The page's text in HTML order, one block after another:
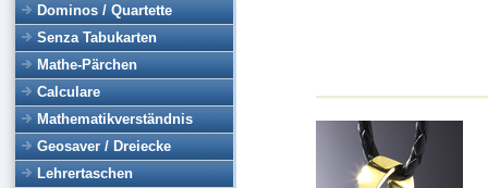
Dominos / Quartette
Senza Tabukarten
Mathe-Pärchen
Calculare
Mathematikverständnis
Geosaver / Dreiecke
Lehrertaschen